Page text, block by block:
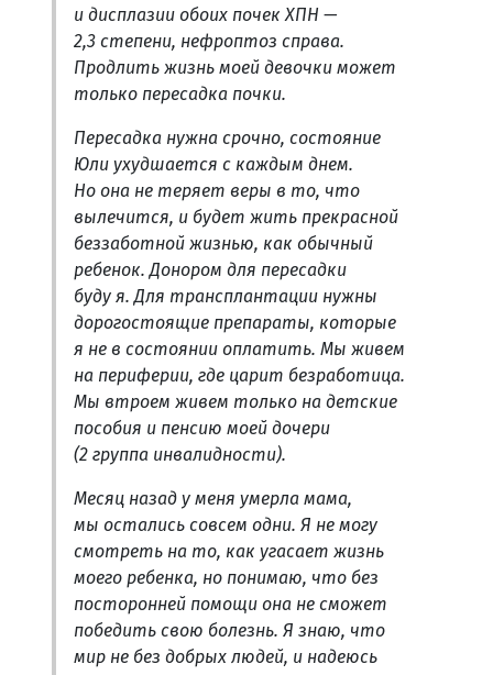
и дисплазии обоих почек ХПН —
2,3 степени, нефроптоз справа.
Продлить жизнь моей девочки может
только пересадка почки.
Пересадка нужна срочно, состояние
Юли ухудшается с каждым днем.
Но она не теряет веры в то, что
вылечится, и будет жить прекрасной
беззаботной жизнью, как обычный
ребенок. Донором для пересадки
буду я. Для трансплантации нужны
дорогостоящие препараты, которые
я не в состоянии оплатить. Мы живем
на периферии, где царит безработица.
Мы втроем живем только на детские
пособия и пенсию моей дочери
(2 группа инвалидности).
Месяц назад у меня умерла мама,
мы остались совсем одни. Я не могу
смотреть на то, как угасает жизнь
моего ребенка, но понимаю, что без
посторонней помощи она не сможет
победить свою болезнь. Я знаю, что
мир не без добрых людей, и надеюсь